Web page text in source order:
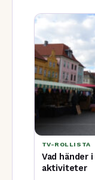
TV-ROLLISTA
Vad händer
aktiviteter